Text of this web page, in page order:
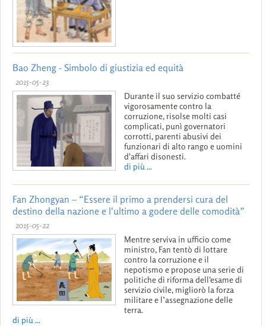
Bao Zheng - Simbolo di giustizia ed equità
2015-05-23
Durante il suo servizio combatté
vigorosamente contro la
corruzione, risolse molti casi
complicati, punì governatori
corrotti, parenti abusivi dei
funzionari di alto rango e uomini
d'affari disonesti.
di più ...
Fan Zhongyan – “Essere il primo a prendersi cura del
destino della nazione e l'ultimo a godere delle comodità”
2015-05-22
Mentre serviva in ufficio come
ministro, Fan tentò di lottare
contro la corruzione e il
nepotismo e propose una serie di
politiche di riforma dell'esame di
servizio civile, migliorò la forza
militare e l’assegnazione delle
terra.
di più ...